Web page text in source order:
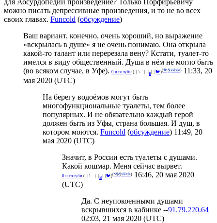
можно писать депрессивные произведения, и то не во всех
своих главах. Funcold (обсуждение)
Ваш вариант, конечно, очень хороший, но выражение
«вскрылась в душе» я не очень понимаю. Она открыла
какой-то талант или перерезала вену? Кстати, туалет-то
имелся в виду общественный. Душа в нём не могло быть
(во всяком случае, в Уфе). 0 и голуби ( \ В 🐦)(⚒|ð|xièxie) 11:33, 20
мая 2020 (UTC)
На берегу водоёмов могут быть
многофункциональные туалеты, тем более
популярных. И не обязательно каждый герой
должен быть из Уфы, страна большая. И душ, в
котором моются. Funcold (обсуждение) 11:49, 20
мая 2020 (UTC)
Значит, в России есть туалеты с душами.
Какой кошмар. Меня сейчас вырвет.
0 и голуби ( \ В 🐦)(⚒|ð|xièxie) 16:46, 20 мая 2020
(UTC)
Да. С неупокоенными душами
вскрывшихся в кабинке --91.79.220.64
02:03, 21 мая 2020 (UTC)